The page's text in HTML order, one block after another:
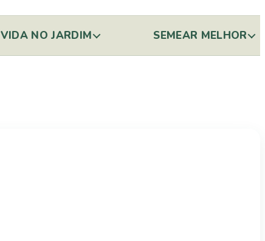
VIDA NO JARDIM SEMEAR MELHOR